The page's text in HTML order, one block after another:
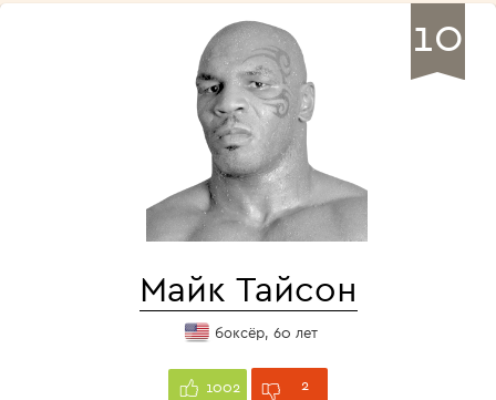
10
Майк Тайсон
боксёр, 60 лет
1002 2